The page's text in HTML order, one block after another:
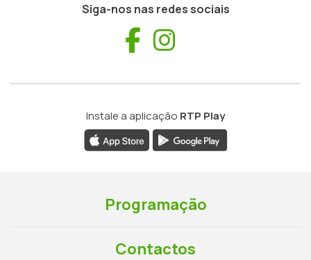
Siga-nos nas redes sociais
Facebook
Instale a aplicação RTP Play
Programação
Contactos